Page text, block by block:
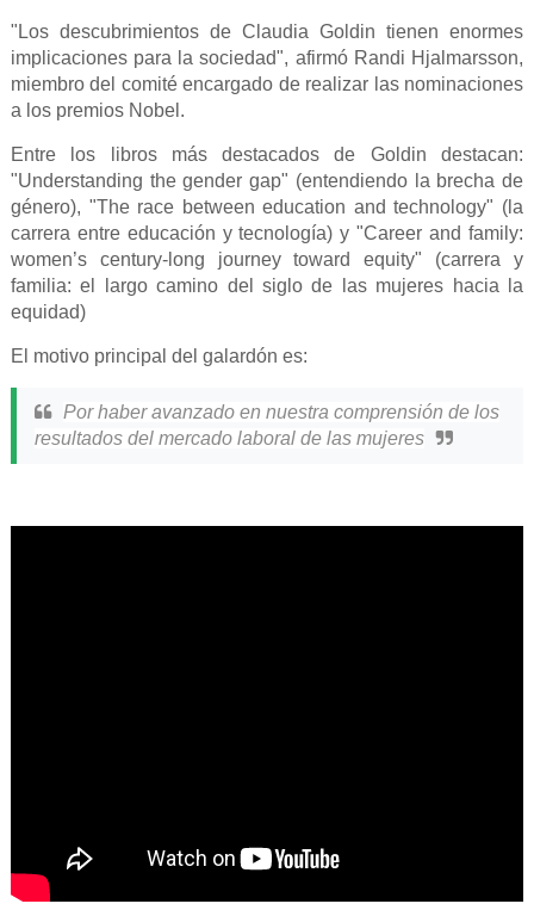
"Los descubrimientos de Claudia Goldin tienen enormes
implicaciones para la sociedad", afirmó Randi Hjalmarsson,
miembro del comité encargado de realizar las nominaciones
a los premios Nobel.
Entre los libros más destacados de Goldin destacan:
"Understanding the gender gap" (entendiendo la brecha de
género), "The race between education and technology" (la
carrera entre educación y tecnología) y "Career and family:
women’s century-long journey toward equity" (carrera y
familia: el largo camino del siglo de las mujeres hacia la
equidad)
El motivo principal del galardón es:
Por haber avanzado en nuestra comprensión de los
resultados del mercado laboral delas mujeres